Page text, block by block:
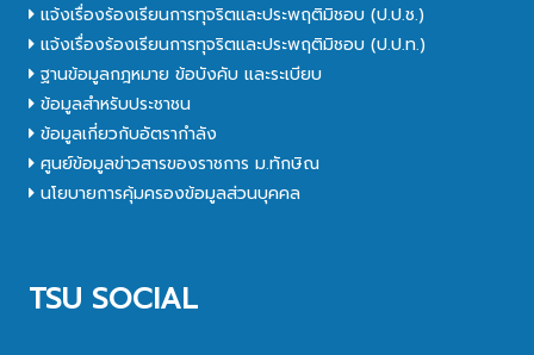
แจ้งเรื่องร้องเรียนการทุจริตและประพฤติมิชอบ (ป.ป.ช.)
แจ้งเรื่องร้องเรียนการทุจริตและประพฤติมิชอบ (ป.ป.ท.)
ฐานข้อมูลกฎหมาย ข้อบังคับ และระเบียบ
ข้อมูลสำหรับประชาชน
ข้อมูลเกี่ยวกับอัตรากำลัง
ศูนย์ข้อมูลข่าวสารของราชการ ม.ทักษิณ
นโยบายการคุ้มครองข้อมูลส่วนบุคคล
TSU SOCIAL